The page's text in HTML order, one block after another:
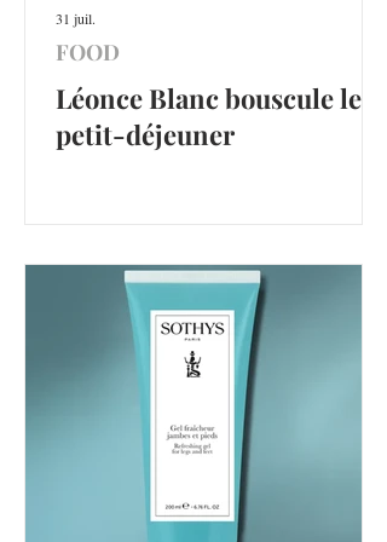
Léonce Blanc bouscule le
petit-déjeuner
FOOD
31 juil.